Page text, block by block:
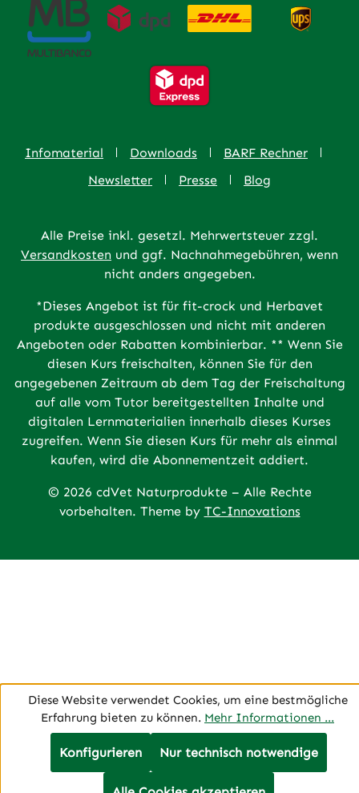
Infomaterial Downloads
BARF Rechner
Newsletter
Presse Blog
Alle Preise inkl. gesetzl. Mehrwertsteuer zzgl.
Versandkosten und ggf. Nachnahmegebühren, wenn
nicht anders angegeben.
*Dieses Angebot ist für fit-crock und Herbavet
produkte ausgeschlossen und nicht mit anderen
Angeboten oder Rabatten kombinierbar. ** Wenn Sie
diesen Kurs freischalten, können Sie für den
angegebenen Zeitraum ab dem Tag der Freischaltung
auf alle vom Tutor bereitgestellten Inhalte und
digitalen Lernmaterialien innerhalb dieses Kurses
zugreifen. Wenn Sie diesen Kurs für mehr als einmal
kaufen, wird die Abonnementzeit addiert.
© 2026 cdVet Naturprodukte – Alle Rechte
vorbehalten. Theme by TC-Innovations
Diese Website verwendet Cookies, um eine bestmögliche
Erfahrung bieten zu können. Mehr Informationen ...
Nur technisch notwendige
Konfigurieren